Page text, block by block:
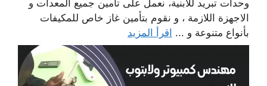
وحدات تبريد للابنية، نعمل على تأمين جميع المعدات و
الاجهزة اللازمة ، و نقوم بتأمين غاز خاص للمكيفات
بأنواع متنوعة و ... اقرأ المزيد